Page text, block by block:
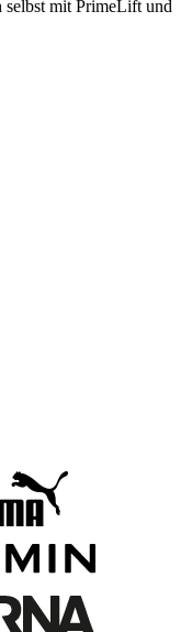
selbst mit PrimeLift und